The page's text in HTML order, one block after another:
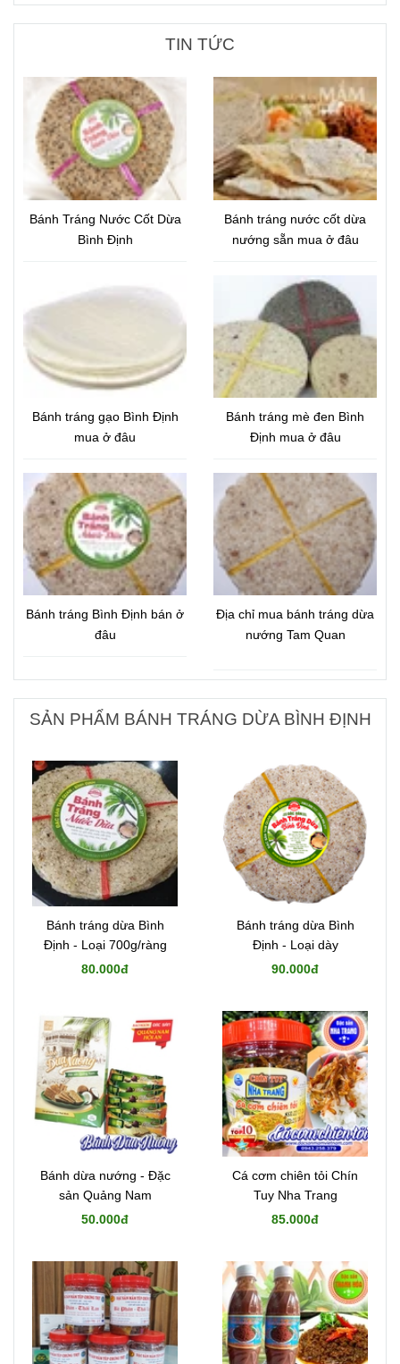
TIN TỨC
Bánh Tráng Nước Cốt Dừa
Bình Định
Bánh tráng nước cốt dừa
nướng sẵn mua ở đâu
Bánh tráng gạo Bình Định
mua ở đâu
Bánh tráng mè đen Bình
Định mua ở đâu
Bánh tráng Bình Định bán ở
đâu
Địa chỉ mua bánh tráng dừa
nướng Tam Quan
SẢN PHẨM BÁNH TRÁNG DỪA BÌNH ĐỊNH
Bánh tráng dừa Bình
Định - Loại 700g/ràng
80.000đ
Bánh tráng dừa Bình
Định - Loại dày
90.000đ
Bánh dừa nướng - Đặc
sản Quảng Nam
50.000đ
Cá cơm chiên tỏi Chín
Tuy Nha Trang
85.000đ